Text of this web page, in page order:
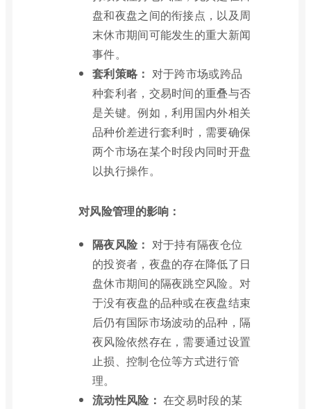
盘和夜盘之间的衔接点，以及周
末休市期间可能发生的重大新闻
事件。
套利策略： 对于跨市场或跨品
种套利者，交易时间的重叠与否
是关键。例如，利用国内外相关
品种价差进行套利时，需要确保
两个市场在某个时段内同时开盘
以执行操作。
对风险管理的影响：
隔夜风险： 对于持有隔夜仓位
的投资者，夜盘的存在降低了日
盘休市期间的隔夜跳空风险。对
于没有夜盘的品种或在夜盘结束
后仍有国际市场波动的品种，隔
夜风险依然存在，需要通过设置
止损、控制仓位等方式进行管
理。
流动性风险： 在交易时段的某